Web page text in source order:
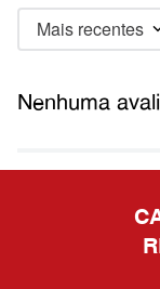
Mais recentes
Nenhuma